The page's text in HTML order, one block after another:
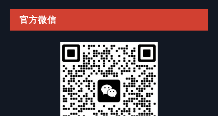
官方微信